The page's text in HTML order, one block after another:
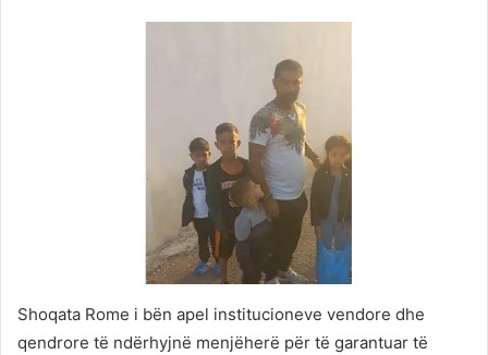
Shoqata Rome i bën apel institucioneve vendore dhe
qendrore të ndërhyjnë menjëherë për të garantuar të